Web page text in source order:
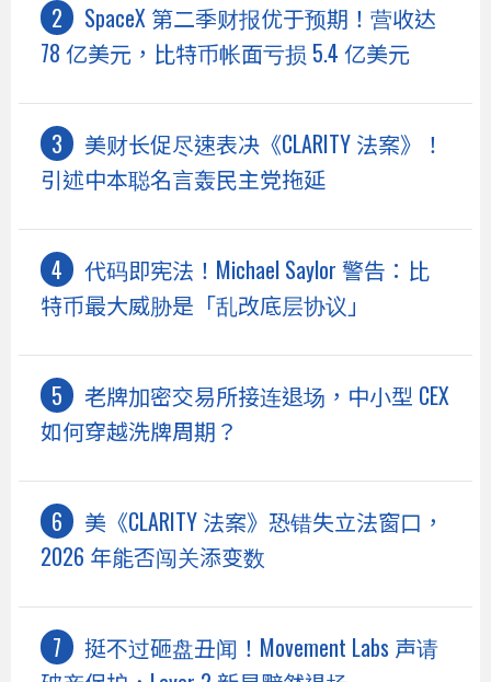
SpaceX 第二季财报优于预期！营收达
78 亿美元，比特币帐面亏损 5.4 亿美元
美财长促尽速表决《CLARITY 法案》！
引述中本聪名言轰民主党拖延
代码即宪法！Michael Saylor 警告：比
特币最大威胁是「乱改底层协议」
老牌加密交易所接连退场，中小型 CEX
如何穿越洗牌周期？
美《CLARITY 法案》恐错失立法窗口，
2026 年能否闯关添变数
挺不过砸盘丑闻！Movement Labs 声请